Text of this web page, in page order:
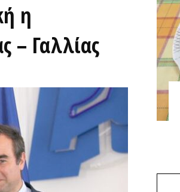
η
– Γαλλίας